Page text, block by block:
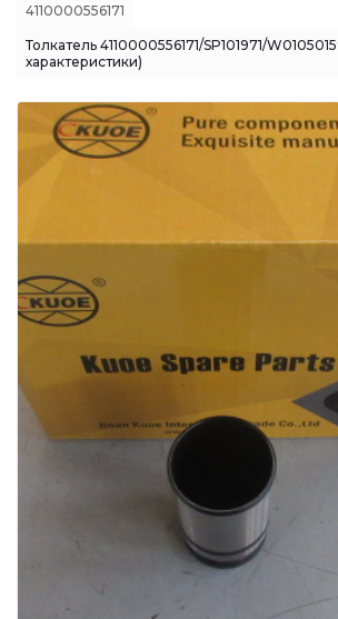
4110000556171
Толкатель 4110000556171/SP101971/
характеристики)